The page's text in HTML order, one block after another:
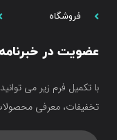
فروشگاه
عضویت در خبرنامه
با تکمیل فرم زیر می
تخفیفات، معرفی